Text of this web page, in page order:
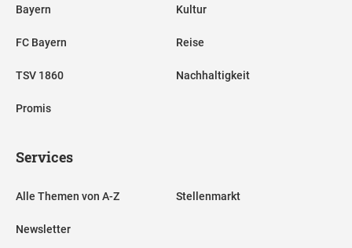
Bayern
FC Bayern
TSV 1860
Promis
Kultur
Reise
Nachhaltigkeit
Services
Alle Themen von A-Z
Newsletter
Stellenmarkt